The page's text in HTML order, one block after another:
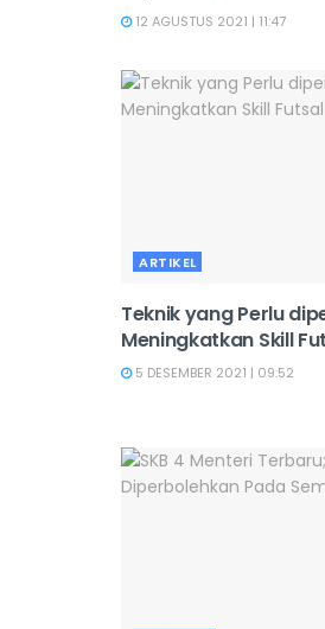
12 AGUSTUS 2021 | 11:47
ARTIKEL
Teknik yang Perlu
Meningkatkan Skill
5 DESEMBER 2021 | 09:52